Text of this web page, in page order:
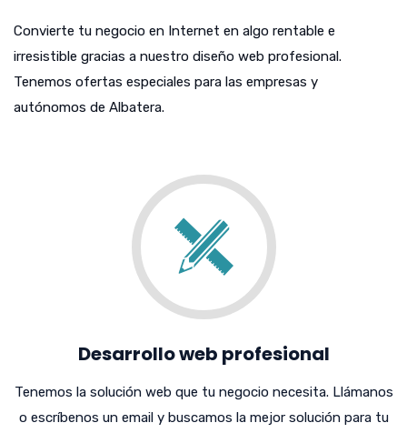
Convierte tu negocio en Internet en algo rentable e
irresistible gracias a nuestro diseño web profesional.
Tenemos ofertas especiales para las empresas y
autónomos de Albatera.
Desarrollo web profesional
Tenemos la solución web que tu negocio necesita. Llámanos
o escríbenos un email y buscamos la mejor solución para tu